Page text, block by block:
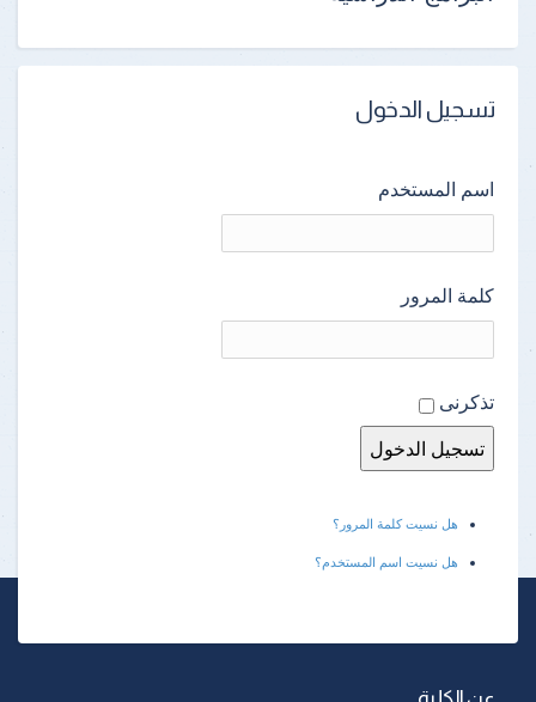
تسجيل الدخول
اسم المستخدم
كلمة المرور
تذكرنى
هل نسيت كلمة المرور؟
هل نسيت اسم المستخدم؟